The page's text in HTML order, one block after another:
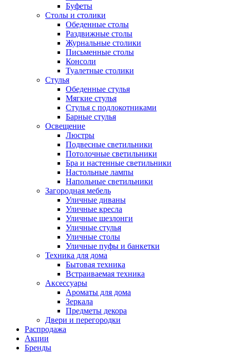
Буфеты
Столы и столики
Обеденные столы
Раздвижные столы
Журнальные столики
Письменные столы
Консоли
Туалетные столики
Стулья
Обеденные стулья
Мягкие стулья
Стулья с подлокотниками
Барные стулья
Освещение
Люстры
Подвесные светильники
Потолочные светильники
Бра и настенные светильники
Настольные лампы
Напольные светильники
Загородная мебель
Уличные диваны
Уличные кресла
Уличные шезлонги
Уличные стулья
Уличные столы
Уличные пуфы и банкетки
Техника для дома
Бытовая техника
Встраиваемая техника
Аксессуары
Ароматы для дома
Зеркала
Предметы декора
Двери и перегородки
Распродажа
Акции
Бренды